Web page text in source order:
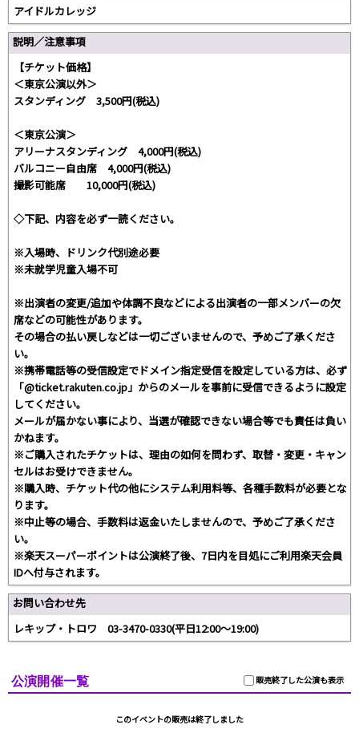
アイドルカレッジ
説明／注意事項
【チケット価格】
＜東京公演以外＞
スタンディング 3,500円(税込)
＜東京公演＞
アリーナスタンディング 4,000円(税込)
バルコニー自由席 4,000円(税込)
撮影可能席 10,000円(税込)
◇下記、内容を必ず一読ください。
※入場時、ドリンク代別途必要
※未就学児童入場不可
※出演者の変更/追加や体調不良などによる出演者の一部メンバーの欠
席などの可能性があります。
その場合の払い戻しなどは一切ございませんので、予めご了承くださ
い。
※携帯電話等の受信設定でドメイン指定受信を設定している方は、必ず
「@ticket.rakuten.co.jp」からのメールを事前に受信できるように設定
してください。
メールが届かない事により、当選が確認できない場合等でも責任は負い
かねます。
※ご購入されたチケットは、理由の如何を問わず、取替・変更・キャン
セルはお受けできません。
※購入時、チケット代の他にシステム利用料等、各種手数料が必要とな
ります。
※中止等の場合、手数料は返金いたしませんので、予めご了承くださ
い。
※楽天スーパーポイントは公演終了後、7日内を目処にご利用楽天会員
IDへ付与されます。
お問い合わせ先
レキップ・トロワ 03-3470-0330(平日12:00～19:00)
販売終了した公演も表示
公演開催一覧
このイベントの販売は終了しました